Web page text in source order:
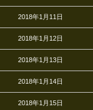
2018年1月11日
2018年1月12日
2018年1月13日
2018年1月14日
2018年1月15日